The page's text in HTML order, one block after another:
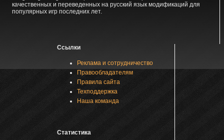
качественных и переведенных на русский язык модификаций для
популярных игр последних лет.
Ссылки
Реклама и сотрудничество
Правообладателям
Правила сайта
Техподдержка
Наша команда
Статистика